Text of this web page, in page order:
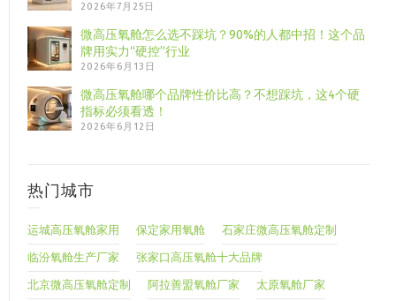
2026年7月25日
微高压氧舱怎么选不踩坑？90%的人都中招！这个品
牌用实力“硬控”行业
2026年6月13日
微高压氧舱哪个品牌性价比高？不想踩坑，这4个硬
指标必须看透！
2026年6月12日
热门城市
运城高压氧舱家用 保定家用氧舱 石家庄微高压氧舱定制
临汾氧舱生产厂家 张家口高压氧舱十大品牌
北京微高压氧舱定制 阿拉善盟氧舱厂家 太原氧舱厂家